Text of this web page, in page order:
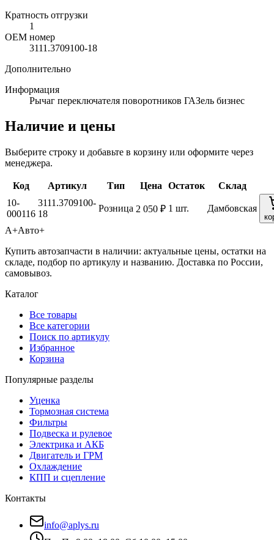
Кратность отгрузки
1
ОЕМ номер
3111.3709100-18
Дополнительно
Информация
Рычаг переключателя поворотников ГАЗель бизнес
Наличие и цены
Выберите строку и добавьте в корзину или оформите через
менеджера.
Код Артикул Тип Цена Остаток
Склад
10-
000116
3111.3709100-
18
Розница 2 050 ₽ 1 шт. Дамбовская
А+Авто+
Купить автозапчасти в наличии: актуальные цены, остатки на
складе, подбор по артикулу и названию. Доставка по России,
самовывоз.
Каталог
Все товары
Все категории
Поиск по артикулу
Избранное
Корзина
Популярные разделы
Уценка
Тормозная система
Фильтры
Подвеска и рулевое
Электрика и АКБ
Двигатель и ГРМ
Охлаждение
КПП и сцепление
Контакты
info@aplys.ru